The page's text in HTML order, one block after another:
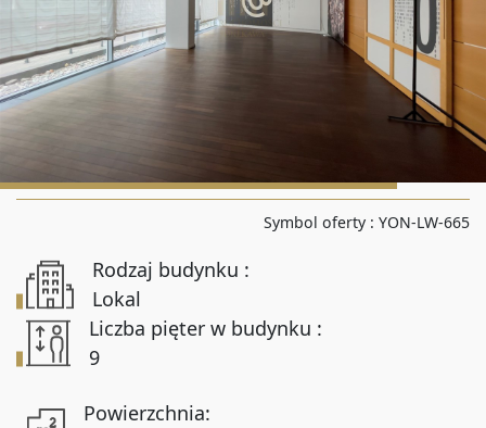
Liczba pokoi od
Liczba pokoi do
Powierzchnia do
Symbol oferty : YON-LW-665
Rodzaj budynku :
Lokal
Liczba pięter w budynku :
9
Powierzchnia: